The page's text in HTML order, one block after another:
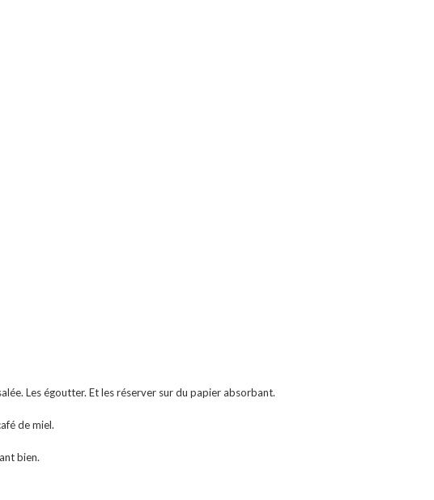
Les égoutter. Et les réserver sur du papier absorbant.
de miel.
bien.